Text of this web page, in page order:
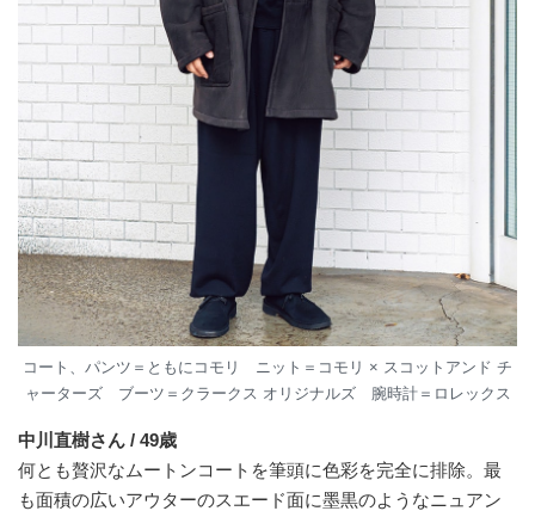
コート、パンツ＝ともにコモリ ニット＝コモリ × スコットアンド チ
ャーターズ ブーツ＝クラークス オリジナルズ 腕時計＝ロレックス
中川直樹さん / 49歳
何とも贅沢なムートンコートを筆頭に色彩を完全に排除。最
も面積の広いアウターのスエード面に墨黒のようなニュアン